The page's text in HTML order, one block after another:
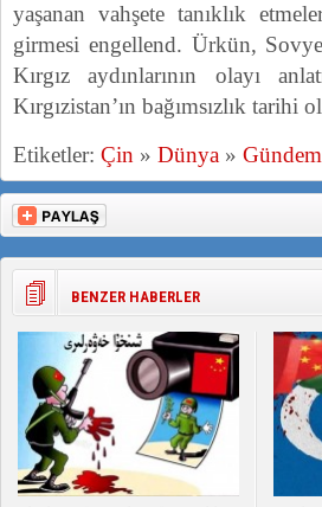
yaşanan vahşete tanıklık
girmesi engellend. Ürkün,
Kırgız aydınlarının olayı
Kırgızistan’ın bağımsızlık
Etiketler: Çin » Dünya » Gündem
BENZER HABERLER